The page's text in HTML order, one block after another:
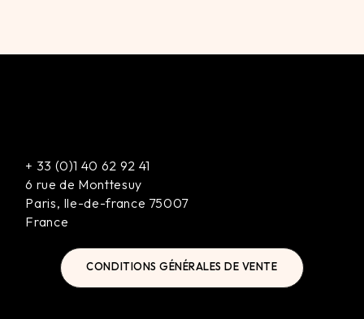
+ 33 (0)1 40 62 92 41
6 rue de Monttesuy
Paris, Ile-de-france 75007
France
CONDITIONS GÉNÉRALES DE VENTE